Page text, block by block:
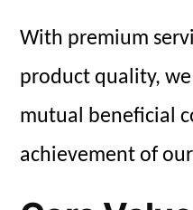
With premium
product quality,
mutual beneficial
achievement of